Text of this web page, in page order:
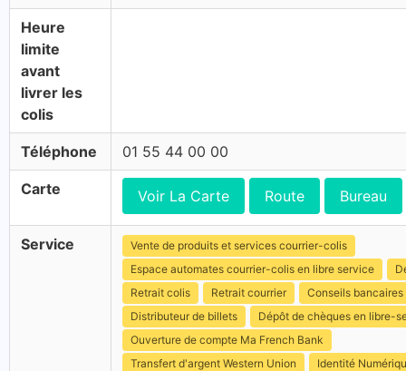
Heure
limite
avant
livrer les
colis
Téléphone 01 55 44 00 00
Carte Voir La Carte Route Bureau
Service
Vente de produits et services courrier-colis
Espace automates courrier-colis en libre service
Retrait colis
Retrait courrier
Conseils bancaires
Distributeur de billets
Dépôt de chèques en libre-
Ouverture de compte Ma French Bank
Transfert d'argent Western Union
Identité